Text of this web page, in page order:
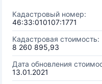
Кадастровый номер:
46:33:010107:1771
Кадастровая стоимость:
8 260 895,93
Дата обновления
13.01.2021